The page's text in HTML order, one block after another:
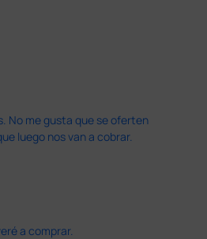
No me gusta que se oferten
luego nos van a cobrar.
a comprar.